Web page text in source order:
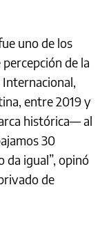
uno de los
de la
entre 2019 y
histórica— al
30
da igual”, opinó
de